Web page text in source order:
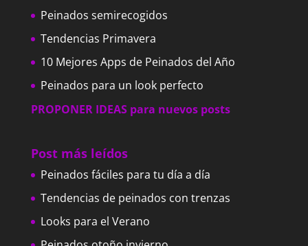
Peinados semirecogidos
Tendencias Primavera
10 Mejores Apps de Peinados del Año
Peinados para un look perfecto
PROPONER IDEAS para nuevos posts
Post más leídos
Peinados fáciles para tu día a día
Tendencias de peinados con trenzas
Looks para el Verano